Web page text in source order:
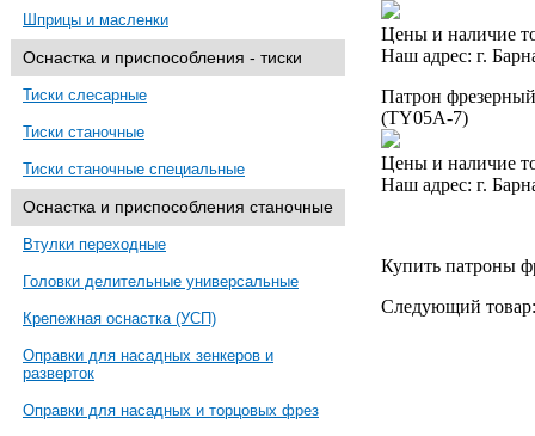
Шприцы и масленки
Оснастка и приспособления - тиски
Тиски слесарные
Тиски станочные
Тиски станочные специальные
Оснастка и приспособления станочные
Втулки переходные
Головки делительные универсальные
Крепежная оснастка (УСП)
Оправки для насадных зенкеров и
разверток
Оправки для насадных и торцовых фрез
Цены и наличие
Наш адрес: г.
Патрон
(TY05A-7)
Цены и наличие
Наш адрес: г.
Купить патроны
Следующий